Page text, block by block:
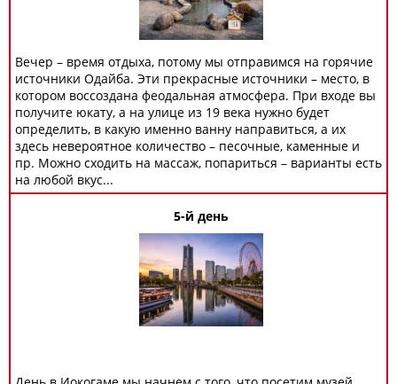
Вечер – время отдыха, потому мы отправимся на горячие
источники Одайба. Эти прекрасные источники – место, в
котором воссоздана феодальная атмосфера. При входе вы
получите юкату, а на улице из 19 века нужно будет
определить, в какую именно ванну направиться, а их
здесь невероятное количество – песочные, каменные и
пр. Можно сходить на массаж, попариться – варианты есть
на любой вкус...
5-й день